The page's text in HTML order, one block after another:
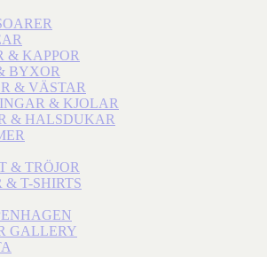
& KAPPOR
BYXOR
& VÄSTAR
& KJOLAR
& HALSDUKAR
& TRÖJOR
& T-SHIRTS
GALLERY